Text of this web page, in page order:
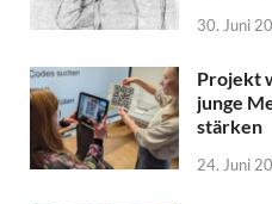
30. Juni
Projekt
junge
stärken
24. Juni